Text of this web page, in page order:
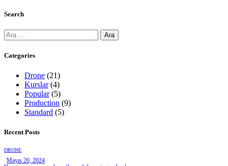
Search
Categories
Drone (21)
Kurslar(4)
Popular(5)
Production (9)
Standard (5)
Recent Posts
DRONE
Mayıs 20, 2024